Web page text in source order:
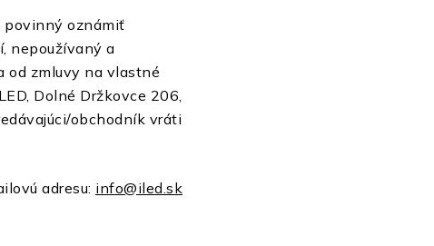
povinný oznámiť
nepoužívaný a
od zmluvy na vlastné
Dolné Držkovce 206,
obchodník vráti
adresu: info@iled.sk